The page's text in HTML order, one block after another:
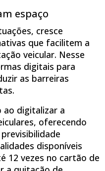
espaço
cresce
que facilitem a
veicular. Nesse
digitais para
as barreiras
ao digitalizar a
oferecendo
disponíveis
12 vezes no cartão de